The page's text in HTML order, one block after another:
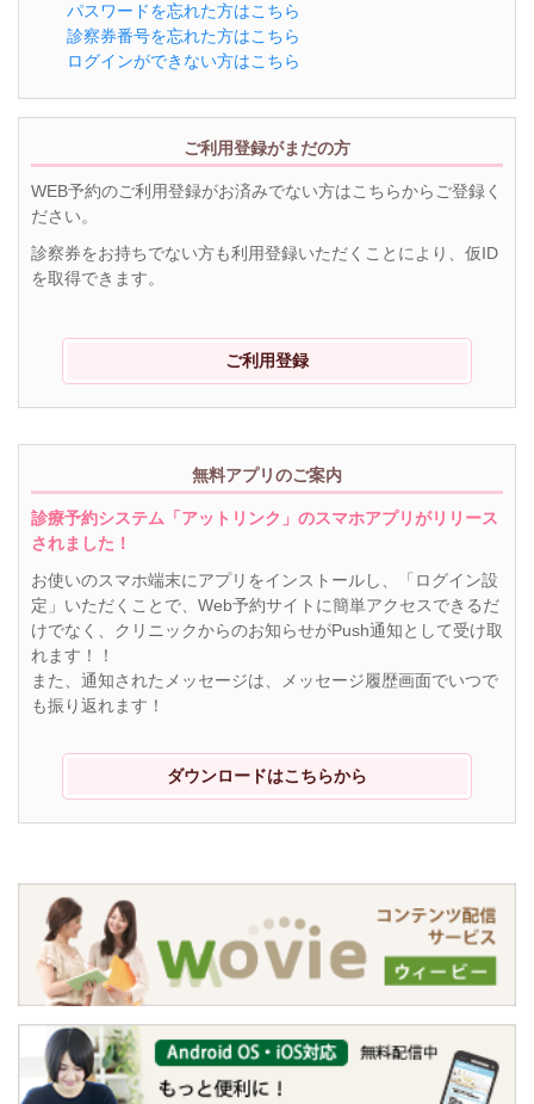
パスワードを忘れた方はこちら
診察券番号を忘れた方はこちら
ログインができない方はこちら
ご利用登録がまだの方
WEB予約のご利用登録がお済みでない方はこちらからご登録く
ださい。
診察券をお持ちでない方も利用登録いただくことにより、仮ID
を取得できます。
ご利用登録
無料アプリのご案内
診療予約システム「アットリンク」のスマホアプリがリリース
されました！
お使いのスマホ端末にアプリをインストールし、「ログイン設
定」いただくことで、Web予約サイトに簡単アクセスできるだ
けでなく、クリニックからのお知らせがPush通知として受け取
れます！！
また、通知されたメッセージは、メッセージ履歴画面でいつで
も振り返れます！
ダウンロードはこちらから